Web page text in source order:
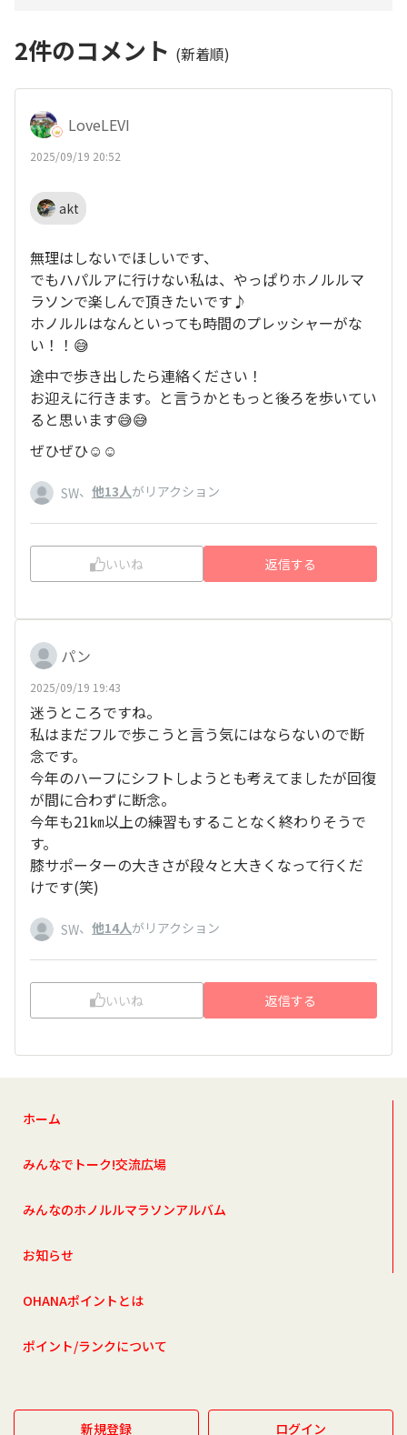
2件のコメント (新着順)
LoveLEVI
2025/09/19 20:52
akt
無理はしないでほしいです、
でもハパルアに行けない私は、やっぱりホノルルマ
ラソンで楽しんで頂きたいです♪
ホノルルはなんといっても時間のプレッシャーがな
い！！😅
途中で歩き出したら連絡ください！
お迎えに行きます。と言うかともっと後ろを歩いてい
ると思います😅😅
ぜひぜひ☺️☺️
SW、 他13人がリアクション
いいね 返信する
パン
2025/09/19 19:43
迷うところですね。
私はまだフルで歩こうと言う気にはならないので断
念です。
今年のハーフにシフトしようとも考えてましたが回復
が間に合わずに断念。
今年も21㎞以上の練習もすることなく終わりそうで
す。
膝サポーターの大きさが段々と大きくなって行くだ
けです(笑)
SW、 他14人がリアクション
いいね 返信する
ホーム
みんなでトーク!交流広場
みんなのホノルルマラソンアルバム
お知らせ
OHANAポイントとは
ポイント/ランクについて
新規登録 ログイン